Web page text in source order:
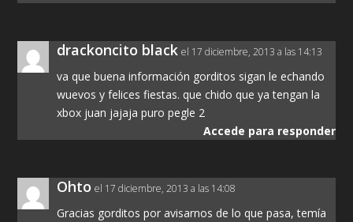
drackoncito black el 17 diciembre, 2013 a las 14:13
va que buena información gorditos sigan le echando
wuevos y felices fiestas. que chido que ya tengan la
xbox juan jajaja puro pegle 2
Accede para responder
Ohto el 17 diciembre, 2013 a las 14:08
Gracias gorditos por avisarnos de lo que pasa, temía